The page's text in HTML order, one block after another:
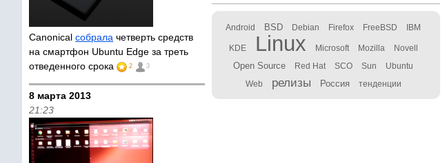
Canonicalсобрала четверть средств
на смартфон Ubuntu Edge за треть
отведенного срока
2 3
8 марта 2013
21:23
Android BSD Debian Firefox FreeBSD IBM
KDE Linux Microsoft Mozilla Novell
Open Source Red Hat SCO Sun Ubuntu
Web релизы Россия тенденции